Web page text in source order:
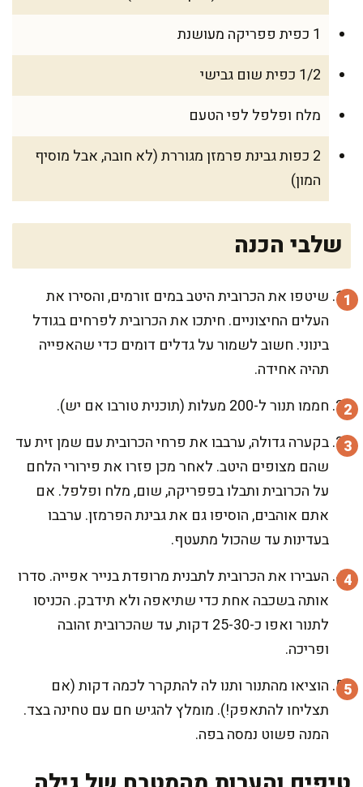
1 כפית פפריקה מעושנת
1/2 כפית שום גבישי
מלח ופלפל לפי הטעם
2 כפות גבינת פרמזן מגוררת (לא חובה, אבל מוסיף
המון)
שלבי הכנה
שיטפו את הכרובית היטב במים זורמים, והסירו את
העלים החיצוניים. חיתכו את הכרובית לפרחים בגודל
בינוני. חשוב לשמור על גדלים דומים כדי שהאפייה
תהיה אחידה.
חממו תנור ל-200 מעלות (תוכנית טורבו אם יש).
בקערה גדולה, ערבבו את פרחי הכרובית עם שמן זית עד
שהם מצופים היטב. לאחר מכן פזרו את פירורי הלחם
על הכרובית ותבלו בפפריקה, שום, מלח ופלפל. אם
אתם אוהבים, הוסיפו גם את גבינת הפרמזן. ערבבו
בעדינות עד שהכול מתעטף.
העבירו את הכרובית לתבנית מרופדת בנייר אפייה. סדרו
אותה בשכבה אחת כדי שתיאפה ולא תידבק. הכניסו
לתנור ואפו כ-25-30 דקות, עד שהכרובית זהובה
ופריכה.
הוציאו מהתנור ותנו לה להתקרר לכמה דקות (אם
תצליחו להתאפק!). מומלץ להגיש חם עם טחינה בצד.
המנה פשוט נמסה בפה.